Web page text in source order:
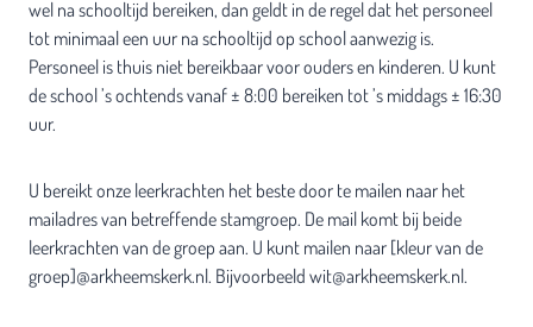
wel na schooltijd bereiken, dan geldt in de regel dat het personeel
tot minimaal een uur na schooltijd op school aanwezig is.
Personeel is thuis niet bereikbaar voor ouders en kinderen. U kunt
de school ’s ochtends vanaf ± 8:00 bereiken tot ’s middags ± 16:30
uur.
U bereikt onze leerkrachten het beste door te mailen naar het
mailadres van betreffende stamgroep. De mail komt bij beide
leerkrachten van de groep aan. U kunt mailen naar [kleur van de
groep]@arkheemskerk.nl. Bijvoorbeeld wit@arkheemskerk.nl.